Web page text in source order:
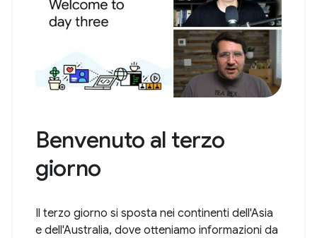
Benvenuto al terzo
giorno
Il terzo giorno si sposta nei continenti dell'Asia
e dell'Australia, dove otteniamo informazioni da